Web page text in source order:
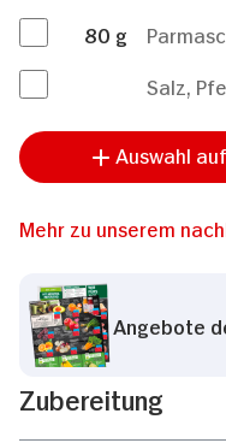
80 g
Salz,
Auswahl
Mehr zu unserem
Angebote
Zubereitung